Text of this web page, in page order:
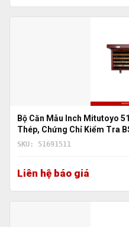
Bộ Căn Mẫu Inch Mitutoyo
Thép, Chứng Chỉ Kiểm Tra
SKU: 51691511
Liên hệ báo giá